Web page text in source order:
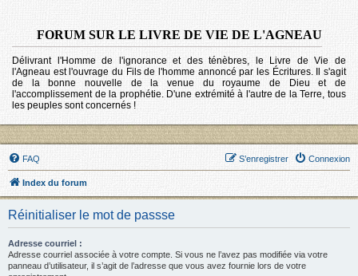
FORUM SUR LE LIVRE DE VIE DE L'AGNEAU
Délivrant l'Homme de l'ignorance et des ténèbres, le Livre de Vie de
l'Agneau est l'ouvrage du Fils de l'homme annoncé par les Écritures. Il s'agit
de la bonne nouvelle de la venue du royaume de Dieu et de
l'accomplissement de la prophétie. D'une extrémité à l'autre de la Terre, tous
les peuples sont concernés !
FAQ Connexion
S’enregistrer
Index du forum
Réinitialiser le mot de passse
Adresse courriel :
Adresse courriel associée à votre compte. Si vous ne l’avez pas modifiée via votre
panneau d’utilisateur, il s’agit de l’adresse que vous avez fournie lors de votre